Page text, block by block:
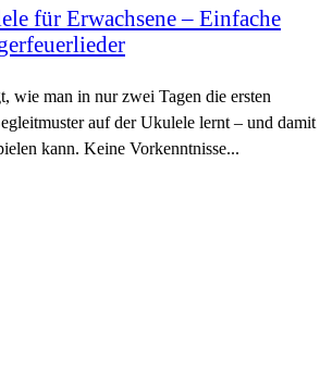
für Erwachsene – Einfache
wie man in nur zwei Tagen die ersten
auf der Ukulele lernt – und damit
kann. Keine Vorkenntnisse...